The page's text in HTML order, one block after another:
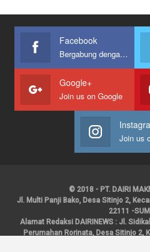
Facebook
Bergabung dengan kami
Google+
Join us on Google
© 2018 - PT. DAIRI
Jl. Multi Panji Bako, Desa Sitinjo 2,
22111 -
Alamat Redaksi DAIRINEWS : Jl.
Perumahan Rorinata, Desa Sitinjo 2,